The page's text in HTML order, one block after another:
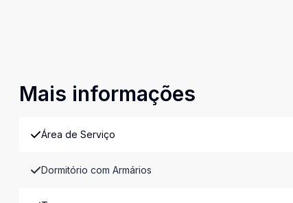
Mais informações
Área de Serviço
Dormitório com Armários